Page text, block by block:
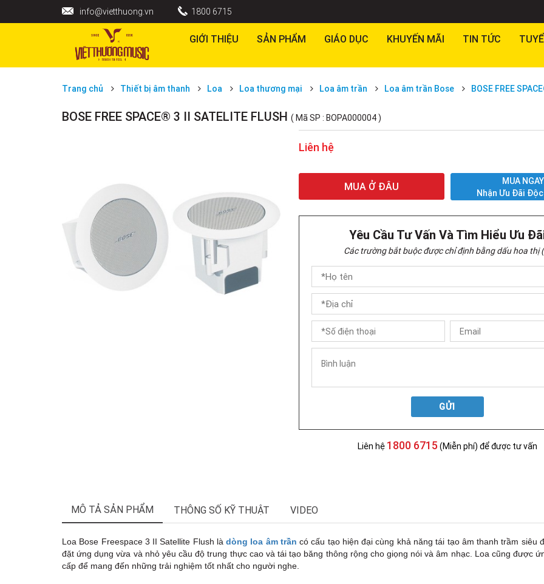
info@vietthuong.vn 1800 6715
GIỚI THIỆU SẢN PHẨM GIÁO DỤC KHUYẾN MÃI TIN TỨC
Trang chủ Thiết bị âm thanh Loa Loa thương mại Loa âm trần Loa âm trần Bose BOSE FREE
BOSE FREE SPACE® 3 II SATELITE FLUSH ( Mã SP : BOPA000004 )
Liên hệ
MUA Ở ĐÂU
MUA NGAY
Nhận Ưu Đãi Độc
Yêu Cầu Tư Vấn Và Tìm Hiểu Ưu
Các trường bắt buộc được chỉ định bằng dấu hoa thị
GỬI
Liên hệ 1800 6715 (Miễn phí) để được tư vấn
MÔ TẢ SẢN PHẨM THÔNG SỐ KỸ THUẬT VIDEO
Loa Bose Freespace 3 II Satellite Flush làdòng loa âm trần có cấu tạo hiện đại cùng khả năng tái tạo âm thanh trầm
đặt ứng dụng vừa và nhỏ yêu cầu độ trung thực cao và tái tạo băng thông rộng cho giọng nói và âm nhạc. Loa cũng được
cấp để mang đến những trải nghiệm tốt nhất cho người nghe.